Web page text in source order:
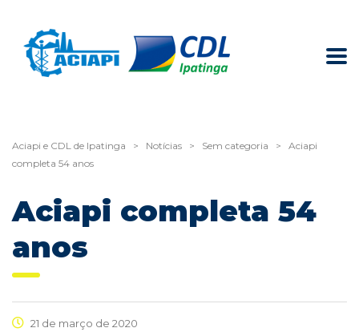
Aciapi e CDL de Ipatinga > Notícias > Sem categoria >
Aciapi
completa 54 anos
Aciapi completa 54
anos
21 de março de 2020